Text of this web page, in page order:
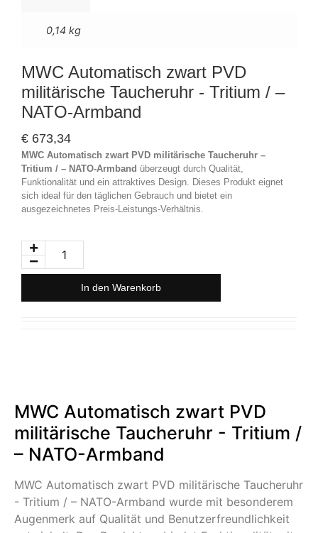
0,14 kg
MWC Automatisch zwart PVD
militärische Taucheruhr - Tritium / –
NATO-Armband
€ 673,34
MWC Automatisch zwart PVD militärische Taucheruhr –
Tritium / – NATO-Armband überzeugt durch Qualität,
Funktionalität und ein attraktives Design. Dieses Produkt eignet
sich ideal für den täglichen Gebrauch und bietet ein
ausgezeichnetes Preis-Leistungs-Verhältnis.
In den Warenkorb
MWC Automatisch zwart PVD
militärische Taucheruhr - Tritium /
– NATO-Armband
MWC Automatisch zwart PVD militärische Taucheruhr
- Tritium / – NATO-Armband wurde mit besonderem
Augenmerk auf Qualität und Benutzerfreundlichkeit